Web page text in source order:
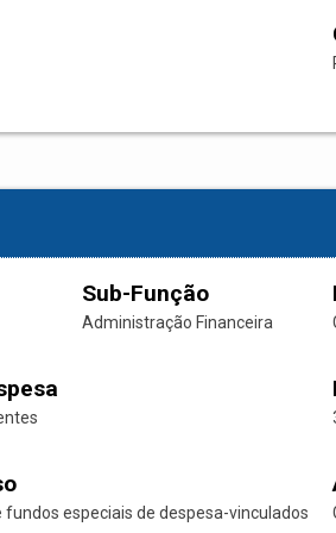
Sub-Função
Administração Financeira
fundos especiais de despesa-vinculados